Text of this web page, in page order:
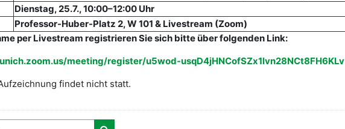
Dienstag, 25.7., 10:00–12:00 Uhr
Professor-Huber-Platz 2, W 101 & Livestream (Zoom)
per Livestream registrieren Sie sich bitte über folgenden Link:
meeting/register/u5wod-usqD4jHNCofSZx1lvn28NCt8FH6KLv
findet nicht statt.